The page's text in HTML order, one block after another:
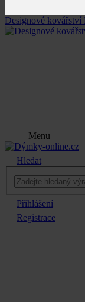
Designové
Menu
Hledat
Přihlášení
Registrace